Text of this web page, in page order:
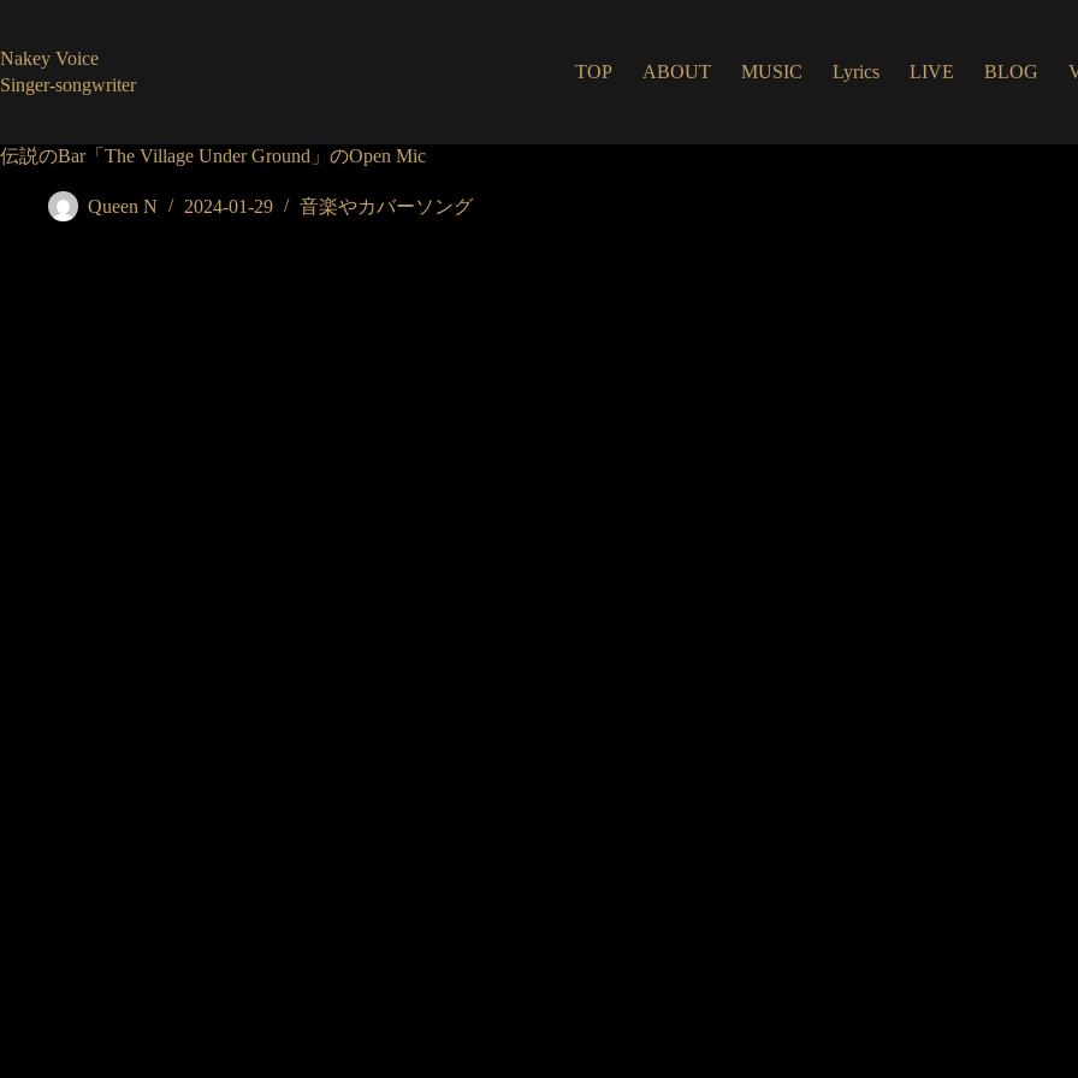
テ
ン
ス
Nakey Voice
Singer-songwriter
TOP ABOUT MUSIC Lyrics LIVE BLOG
伝説のBar「The Village Under Ground」のOpen Mic
Queen N 2024-01-29 音楽やカバーソング